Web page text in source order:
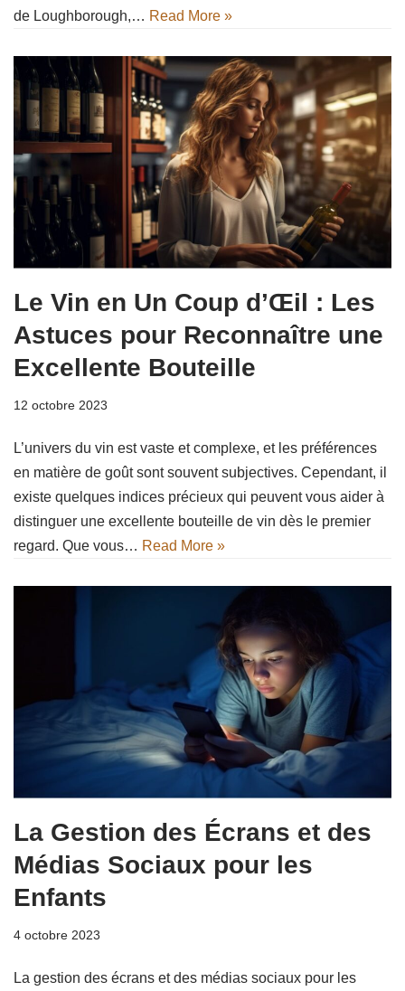
de Loughborough,… Read More »
Le Vin en Un Coup d’Œil : Les
Astuces pour Reconnaître une
Excellente Bouteille
12 octobre 2023
L’univers du vin est vaste et complexe, et les préférences
en matière de goût sont souvent subjectives. Cependant, il
existe quelques indices précieux qui peuvent vous aider à
distinguer une excellente bouteille de vin dès le premier
regard. Que vous… Read More »
La Gestion des Écrans et des
Médias Sociaux pour les
Enfants
4 octobre 2023
La gestion des écrans et des médias sociaux pour les